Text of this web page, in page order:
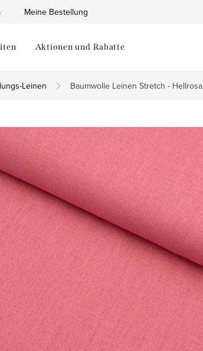
Meine Bestellung
Aktionen und Rabatte
Leinen Baumwolle Leinen Stretch - Hellrosa